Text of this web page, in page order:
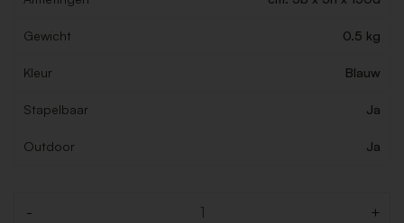
Gewicht 0.5 kg
Kleur Blauw
Stapelbaar Ja
Outdoor Ja
- +